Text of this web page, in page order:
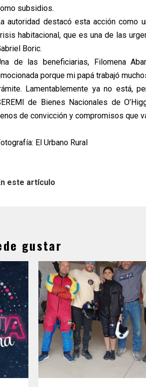
subsidios.
autoridad destacó esta acción
habitacional, que es una de las
Boric.
de las beneficiarias, Filomena
porque mi papá trabajó
Lamentablemente ya no está,
de Bienes Nacionales de
de convicción y compromisos que
El Urbano Rural
este artículo
gustar